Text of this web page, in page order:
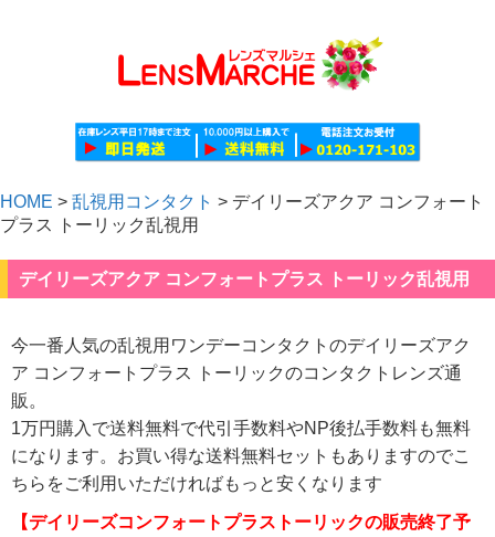
HOME > 乱視用コンタクト > デイリーズアクア コンフォート
プラス トーリック乱視用
デイリーズアクア コンフォートプラス トーリック乱視用
今一番人気の乱視用ワンデーコンタクトのデイリーズアク
ア コンフォートプラス トーリックのコンタクトレンズ通
販。
1万円購入で送料無料で代引手数料やNP後払手数料も無料
になります。お買い得な送料無料セットもありますのでこ
ちらをご利用いただければもっと安くなります
【デイリーズコンフォートプラストーリックの販売終了予